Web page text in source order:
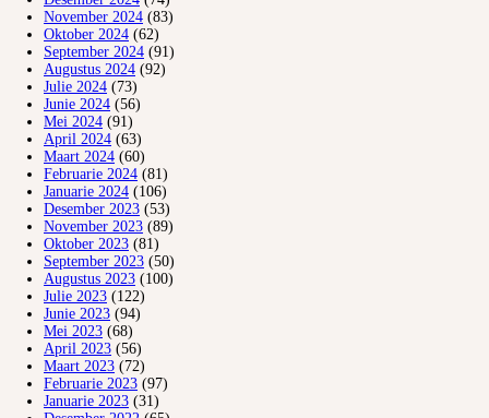
November 2024 (83)
Oktober 2024 (62)
September 2024 (91)
Augustus 2024 (92)
Julie 2024 (73)
Junie 2024 (56)
Mei 2024 (91)
April 2024 (63)
Maart 2024 (60)
Februarie 2024 (81)
Januarie 2024 (106)
Desember 2023 (53)
November 2023 (89)
Oktober 2023 (81)
September 2023 (50)
Augustus 2023 (100)
Julie 2023 (122)
Junie 2023 (94)
Mei 2023 (68)
April 2023 (56)
Maart 2023 (72)
Februarie 2023 (97)
Januarie 2023 (31)